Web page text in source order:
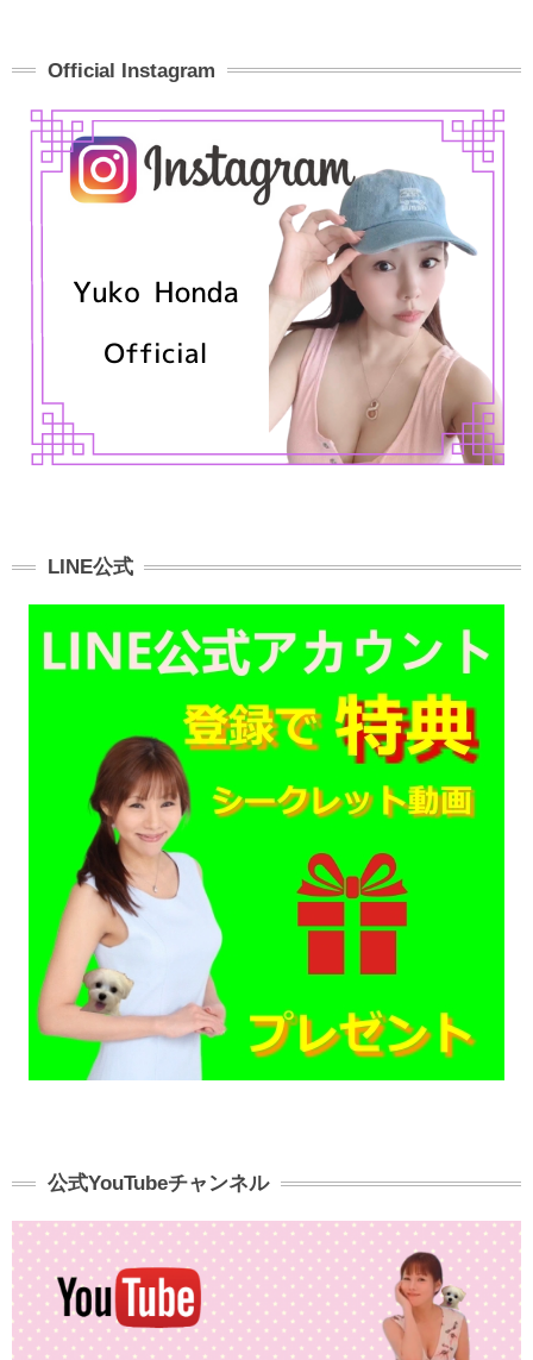
Official Instagram
LINE公式
公式YouTubeチャンネル